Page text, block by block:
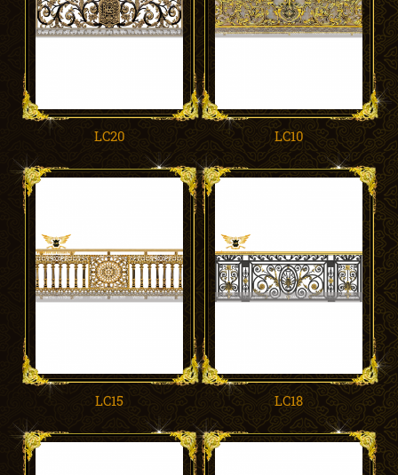
LC20 LC10
LC15 LC18